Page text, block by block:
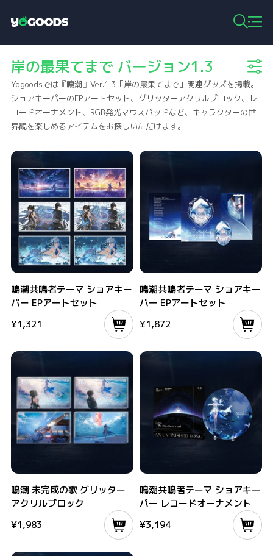
o
o
o
d
s
岸の最果てまで バージョン1.3
Yogoodsでは『鳴潮』Ver.1.3「岸の最果てまで」関連グッズを掲載。
ショアキーパーのEPアートセット、グリッターアクリルブロック、レ
コードオーナメント、RGB発光マウスパッドなど、キャラクターの世
界観を楽しめるアイテムをお探しいただけます。
鳴潮共鳴者テーマ ショアキー
パー EPアートセット
¥1,321
鳴潮共鳴者テーマ ショアキー
パー EPアートセット
¥1,872
鳴潮 未完成の歌 グリッター
アクリルブロック
¥1,983
鳴潮共鳴者テーマ ショアキー
パー レコードオーナメント
¥3,194